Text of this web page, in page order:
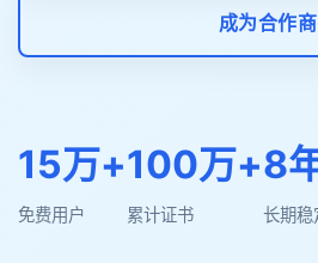
成为合作商
15万+
免费用户
100万+
累计证书
8
长期稳